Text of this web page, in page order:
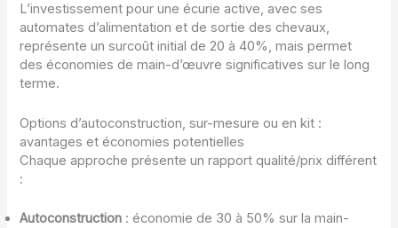
L’investissement pour une écurie active, avec ses
automates d’alimentation et de sortie des chevaux,
représente un surcoût initial de 20 à 40%, mais permet
des économies de main-d’œuvre significatives sur le long
terme.
Options d’autoconstruction, sur-mesure ou en kit :
avantages et économies potentielles
Chaque approche présente un rapport qualité/prix différent
:
Autoconstruction : économie de 30 à 50% sur la main-